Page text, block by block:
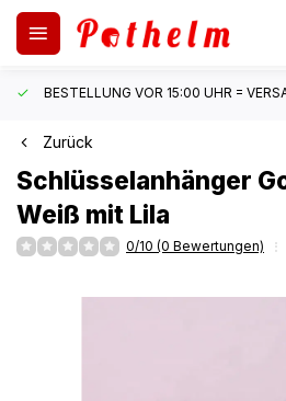
BESTELLUNG VOR 15:00 UHR =
Zurück
Schlüsselanhänger
Weiß mit Lila
0/10 (0 Bewertungen)